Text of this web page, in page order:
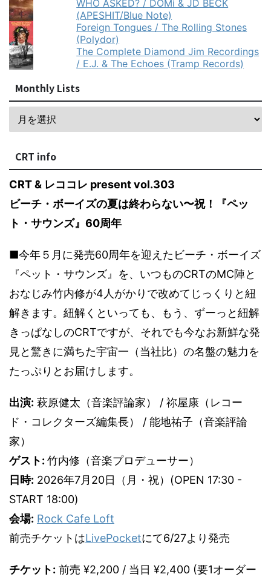
WHO ASKED? / DOMi & JD BECK
(APESHIT/Blue Note)
Foreign Tongues / The Rolling Stones
(Polydor)
The Complete Diamond Jim Recordings
/ E.J. & The Echoes (Tramp Records)
Monthly Lists
CRT info
CRT & レココレ present vol.303
ビーチ・ボーイズの夏は終わらない〜祝！『ペッ
ト・サウンズ』60周年
■今年５月に発売60周年を迎えたビーチ・ボーイズ
『ペット・サウンズ』を、いつものCRTのMC陣と
おなじみ竹内修が4人がかりで改めてじっくりと紐
解きます。紐解くといっても、もう、ずーっと紐解
きっぱなしのCRTですが、それでも今なお新鮮な発
見と驚きに満ちた宇宙一（当社比）の名盤の魅力を
たっぷりとお届けします。
出演: 萩原健太（音楽評論家） / 祢屋康（レコー
ド・コレクターズ編集長） / 能地祐子（音楽評論
家）
ゲスト: 竹内修（音楽プロデューサー）
日時: 2026年7月20日（月・祝）(OPEN 17:30 -
START 18:00)
会場: Rock Cafe Loft
前売チケットはLivePocketにて6/27より発売
チケット: 前売 ¥2,200 / 当日 ¥2,400 (要1オーダー